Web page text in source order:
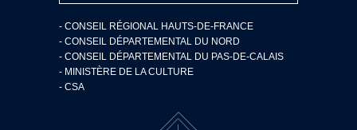
- CONSEIL RÉGIONAL HAUTS-DE-FRANCE
- CONSEIL DÉPARTEMENTAL DU NORD
- CONSEIL DÉPARTEMENTAL DU PAS-DE-CALAIS
- MINISTÈRE DE LA CULTURE
- CSA